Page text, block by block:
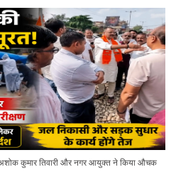
अशोक कुमार तिवारी और नगर आयुक्त ने किया औचक